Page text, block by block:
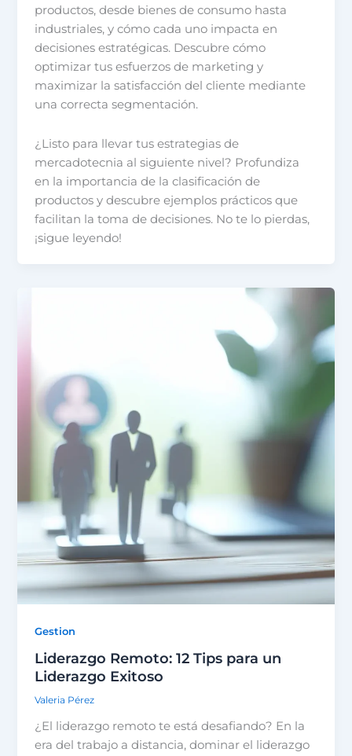
productos, desde bienes de consumo hasta
industriales, y cómo cada uno impacta en
decisiones estratégicas. Descubre cómo
optimizar tus esfuerzos de marketing y
maximizar la satisfacción del cliente mediante
una correcta segmentación.
¿Listo para llevar tus estrategias de
mercadotecnia al siguiente nivel? Profundiza
en la importancia de la clasificación de
productos y descubre ejemplos prácticos que
facilitan la toma de decisiones. No te lo pierdas,
¡sigue leyendo!
Gestion
Liderazgo Remoto: 12 Tips para un
Liderazgo Exitoso
Valeria Pérez
¿El liderazgo remoto te está desafiando? En la
era del trabajo a distancia, dominar el liderazgo